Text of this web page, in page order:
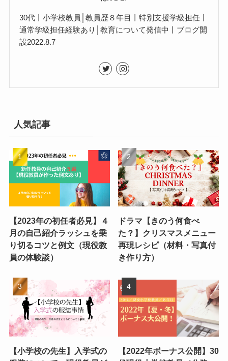
30代丨小学校教員│教員歴８年目丨特別支援学級担任丨
通常学級担任経験あり│教育について発信中丨ブログ開
設2022.8.7
人気記事
【2023年の初任者必見】４
月の自己紹介ラッシュを乗
り切るコツと例文（現役教
員の体験談）
ドラマ【きのう何食べ
た？】クリスマスメニュー
再現レシピ（材料・写真付
き作り方）
【小学校の先生】入学式の
【2022年ボーナス公開】30